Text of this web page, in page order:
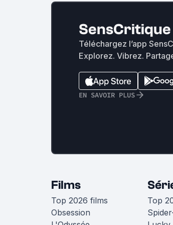
Téléchargez l’app
Explorez. Vibrez.
EN SAVOIR PLUS
Films
Top 2026 films
Obsession
Top